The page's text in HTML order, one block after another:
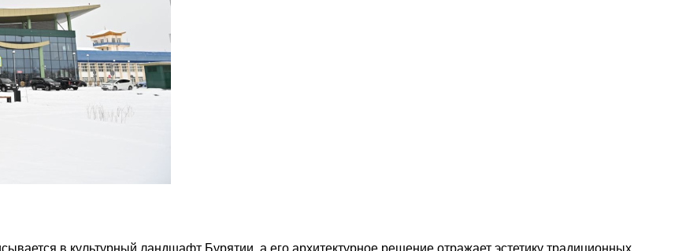
в культурный ландшафт Бурятии, а его архитектурное решение отражает эстетику традиционных